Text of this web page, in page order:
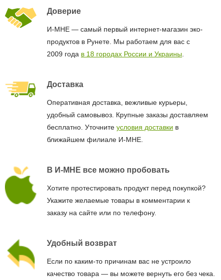
Доверие
И-МНЕ — самый первый интернет-магазин эко-
продуктов в Рунете. Мы работаем для вас с
2009 года в 18 городах России и Украины
Доставка
Оперативная доставка, вежливые курьеры,
удобный самовывоз. Крупные заказы доставляем
бесплатно. Уточните условия доставки в
ближайшем филиале И-МНЕ.
В И-МНЕ все можно пробовать
Хотите протестировать продукт перед покупкой?
Укажите желаемые товары в комментарии к
заказу на сайте или по телефону.
Удобный возврат
Если по каким-то причинам вас не устроило
качество товара — вы можете вернуть его без чека.